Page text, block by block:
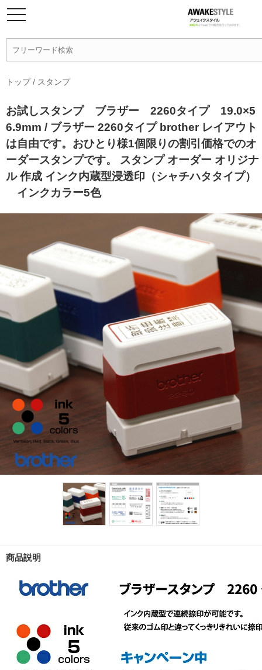
トップ/ スタンプ
お試しスタンプ ブラザー 2260タイプ 19.0×5
6.9mm / ブラザー 2260タイプ brother レイアウト
は自由です。おひとり様1個限りの割引価格でのオ
ーダースタンプです。 スタンプ オーダー オリジナ
ル 作成 インク内蔵型浸透印（シャチハタタイプ）
インクカラー5色
商品説明